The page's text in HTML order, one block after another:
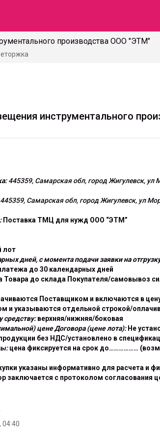
производства ООО "ЭТМ"
инструментального
445359, Самарская обл, город Жигулевск,
445359, Самарская обл, город Жигулевск, ул
Поставка ТМЦ для нужд ООО “ЭТМ”
лот
дней, с момента подачи заявки на
до 30 календарных дней
Товара до склада Покупателя/самовывоз
Поставщиком и включаются в
и указываются отдельной строкой/
средству:верхняя/нижняя/боковая
цене Договора (цене лота):Не
без НДС/установлено в
цена фиксируется на срок до………………
указаны информативно для расчета и
заключается с протоколом согласования
04:40